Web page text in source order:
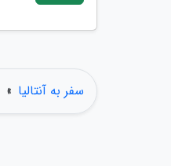
سفر به آنتالیا »